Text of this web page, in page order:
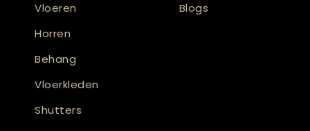
Vloeren
Horren
Behang
Vloerkleden
Shutters
Blogs